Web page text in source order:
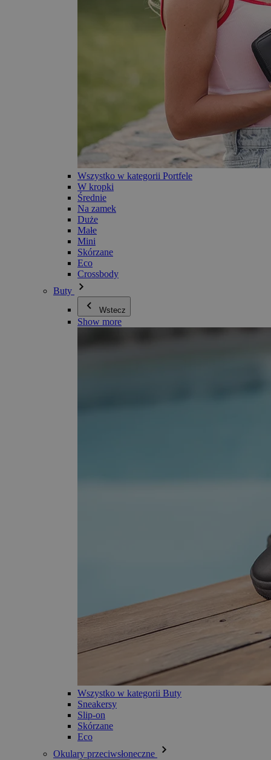
Wszystko w kategorii Portfele
W kropki
Średnie
Na zamek
Duże
Małe
Mini
Skórzane
Eco
Crossbody
Buty
Wstecz
Show more
Wszystko w kategorii Buty
Sneakersy
Slip-on
Skórzane
Eco
Okulary przeciwsłoneczne